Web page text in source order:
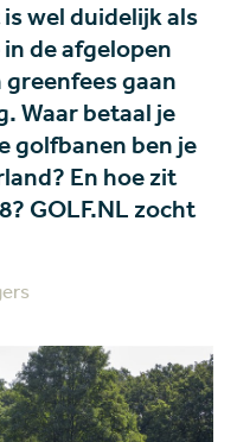
wel duidelijk als
de afgelopen
gaan
Waar betaal je
golfbanen ben je
En hoe zit
GOLF.NL zocht